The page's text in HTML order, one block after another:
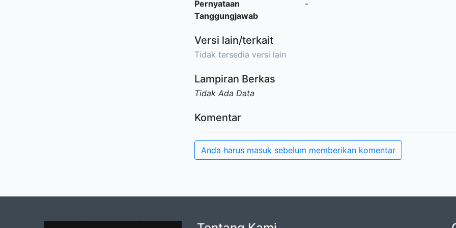
Pernyataan
Tanggungjawab
-
Versi lain/terkait
Tidak tersedia versi lain
Lampiran Berkas
Tidak Ada Data
Komentar
Anda harus masuk sebelum memberikan komentar